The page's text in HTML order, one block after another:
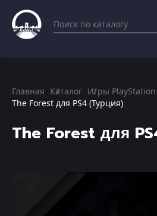
Главная Каталог Игры PlayStation
The Forest для PS4 (Турция)
The Forest для